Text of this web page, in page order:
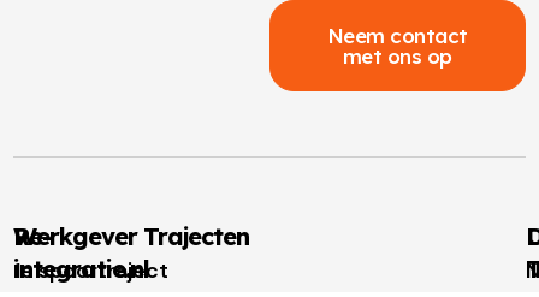
Neem contact
met ons op
Re-
integratie.nl
Werkgever Trajecten
1e spoortraject